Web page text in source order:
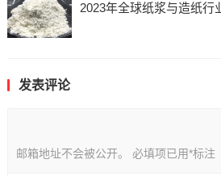
2023年全球纸浆与造纸行
发表评论
邮箱地址不会被公开。 必填项已用*标注